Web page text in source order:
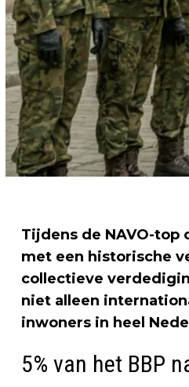
Tijdens de NAVO-top
met een historische
collectieve
niet alleen
inwoners in heel
5% van het BBP